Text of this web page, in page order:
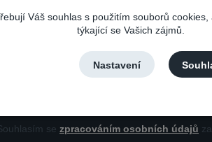
Nepropásněte novinky,
se zpracováním osobních údajů
Váš souhlas s použitím souborů
týkající se Vašich zájmů.
Nastavení